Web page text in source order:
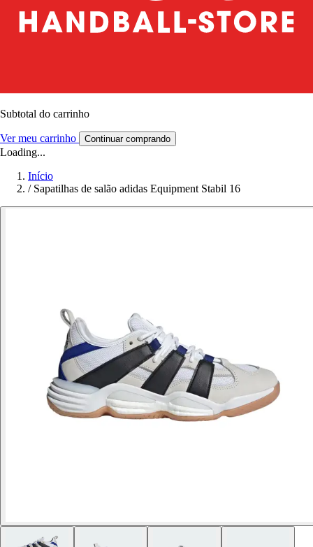
Subtotal do carrinho
Ver meu carrinho Continuar comprando
Loading...
Início
/ Sapatilhas de salão adidas Equipment Stabil 16